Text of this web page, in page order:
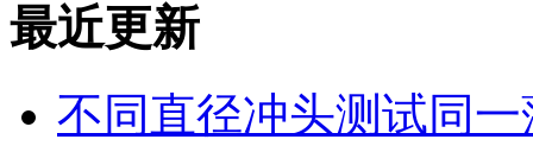
最近更新
不同直径冲头测试同